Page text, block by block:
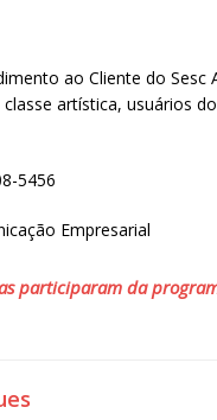
ao Cliente do Sesc
artística, usuários
5456
Empresarial
participaram da